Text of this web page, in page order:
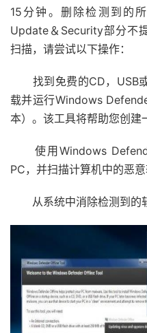
15分钟。删除检测到的
Update＆Security部分不
扫描，请尝试以下操作：
找到免费的CD，USB或
载并运行Windows
本）。该工具将帮助您创建
使用Windows
PC，并扫描计算机中的恶意
从系统中消除检测到的软